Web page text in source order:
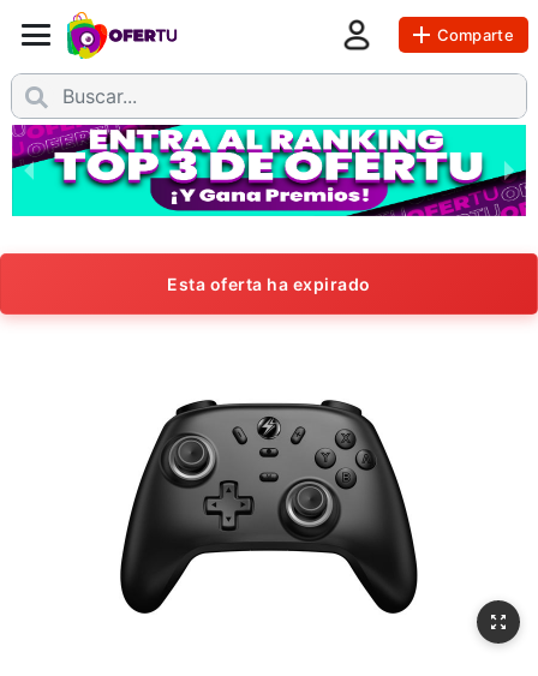
Comparte
Esta oferta ha expirado